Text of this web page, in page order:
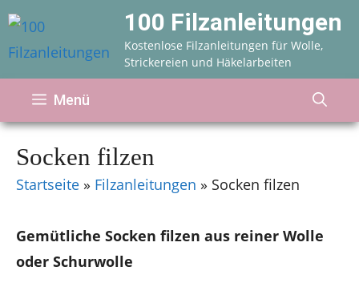
Zum
Inhalt
springen
100 Filzanleitungen
Kostenlose Filzanleitungen für Wolle,
Strickereien und Häkelarbeiten
Menü
Socken filzen
Startseite » Filzanleitungen » Socken filzen
Gemütliche Socken filzen aus reiner Wolle
oder Schurwolle